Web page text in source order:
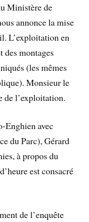
Ministère de
annonce la mise
L’exploitation en
des montages
(les mêmes
Monsieur le
de l’exploitation.
Enghien avec
du Parc), Gérard
à propos du
est consacré
de l’enquête